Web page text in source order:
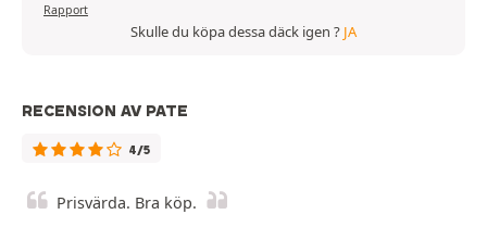
Rapport
Skulle du köpa dessa däck igen ? JA
RECENSION AV PATE
4/5
Prisvärda. Bra köp.